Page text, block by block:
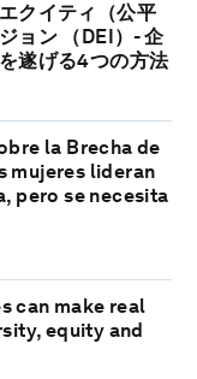
クイティ（公平
ョン （DEI）- 企
遂げる4つの方法
la Brecha de
mujeres lideran
pero se necesita
can make real
equity and